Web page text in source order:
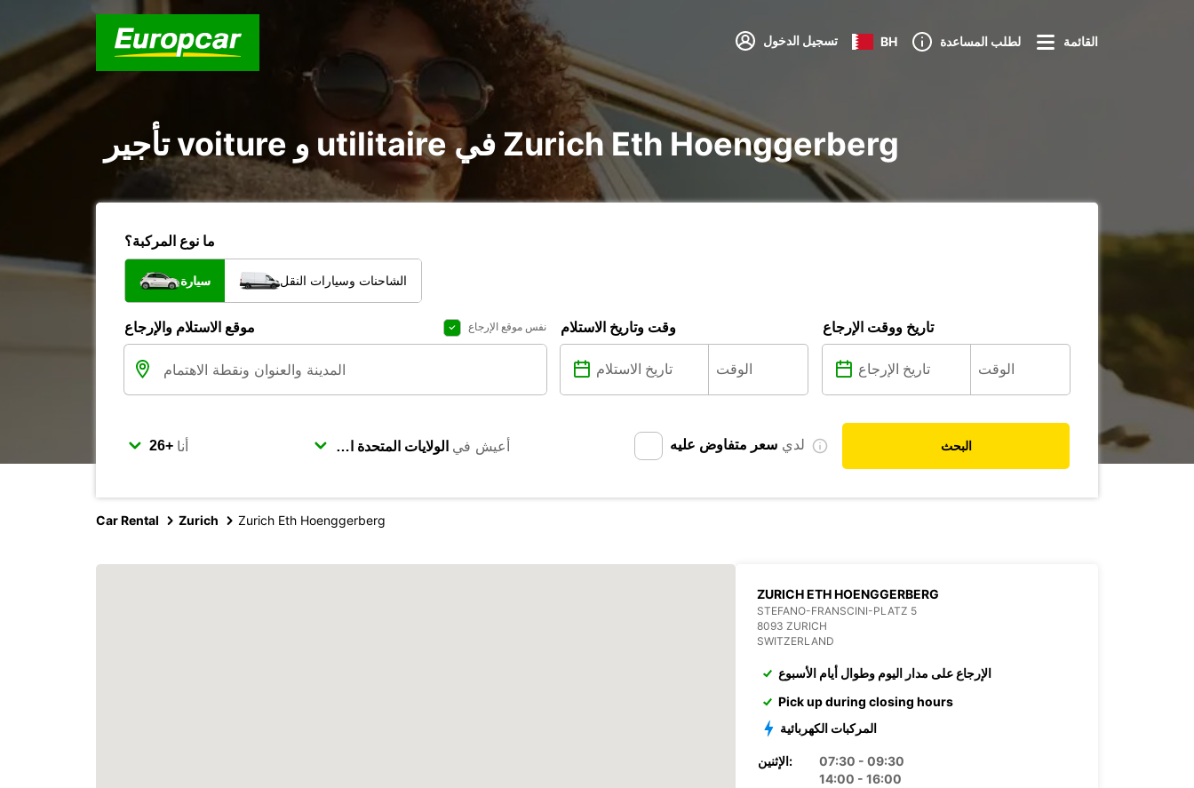
تسجيل الدخول BH لطلب المساعدة القائمة
تأجير voiture و utilitaire في Zurich Eth Hoenggerberg
ما نوع المركبة؟
سيارة الشاحنات وسيارات النقل
موقع الاستلام والإرجاع نفس موقع الإرجاع وقت وتاريخ الاستلام تاريخ ووقت الإرجاع
أنا أعيش في لدي سعر متفاوض عليه البحث
Car Rental Zurich Zurich Eth Hoenggerberg
ZURICH ETH HOENGGERBERG
STEFANO-FRANSCINI-PLATZ 5
8093 ZURICH
SWITZERLAND
الإرجاع على مدار اليوم وطوال أيام الأسبوع
Pick up during closing hours
المركبات الكهربائية
الإثنين:
07:30 - 09:30
14:00 - 16:00